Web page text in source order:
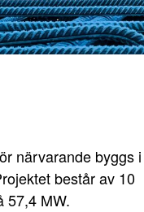
närvarande byggs i
består av 10
57,4 MW.